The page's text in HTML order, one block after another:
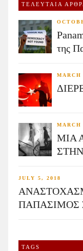
ΤΕΛΕΥΤΑΙΑ
της
MARCH
MARCH
ΜΙΑ
JULY 5, 2018
ΠΑΠΑΣΙΜΟΣ
TAGS